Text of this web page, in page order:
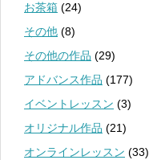
お茶箱 (24)
その他 (8)
その他の作品 (29)
アドバンス作品 (177)
イベントレッスン (3)
オリジナル作品 (21)
オンラインレッスン (33)